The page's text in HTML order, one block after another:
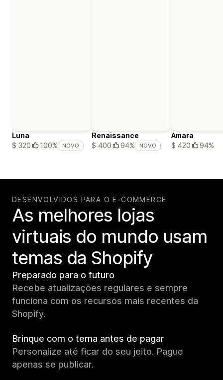
Luna
$ 320
100% NOVO
Renaissance
$ 400
94% NOVO
Amara
$ 420
94%
DESENVOLVIDOS PARA O E-COMMERCE
As melhores lojas
virtuais do mundo usam
temas da Shopify
Preparado para o futuro
Recebe atualizações regulares e sempre
funciona com os recursos mais recentes da
Shopify.
Brinque com o tema antes de pagar
Personalize até ficar do seu jeito. Pague
apenas se publicar.